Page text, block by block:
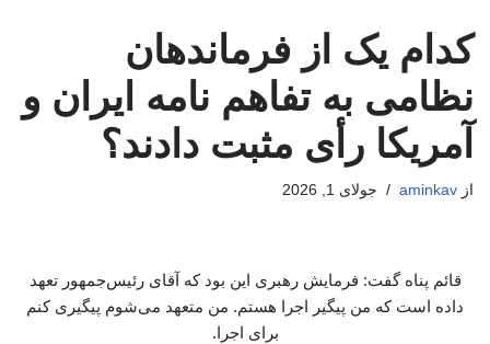
کدام یک از فرماندهان
نظامی به تفاهم نامه ایران و
آمریکا رأی مثبت دادند؟
از aminkav جولای 1, 2026
قائم پناه گفت: فرمایش رهبری این بود که آقای رئیس‌جمهور تعهد
داده است که من پیگیر اجرا هستم. من متعهد می‌شوم پیگیری کنم
برای اجرا.